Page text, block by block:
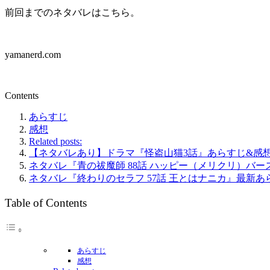
前回までのネタバレはこちら。
yamanerd.com
Contents
あらすじ
感想
Related posts:
【ネタバレあり】ドラマ『怪盗山猫3話』あらすじ&
ネタバレ『青の祓魔師 88話 ハッピー（メリクリ）
ネタバレ『終わりのセラフ 57話 王とはナニカ』最新
Table of Contents
あらすじ
感想